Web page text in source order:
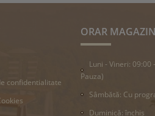
confidentialitate
ORAR MAGAZIN
Luni - Vineri: 09:00
Pauza)
Sâmbătă: Cu
Duminică: închis